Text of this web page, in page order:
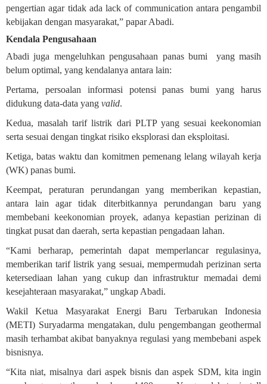
pengertian agar tidak ada lack of communication antara pengambil
kebijakan dengan masyarakat,” papar Abadi.
Kendala Pengusahaan
Abadi juga mengeluhkan pengusahaan panas bumi
yang masih
belum optimal, yang kendalanya antara lain:
Pertama, persoalan informasi potensi panas bumi yang harus
didukung data-data yang valid.
Kedua, masalah tarif listrik dari PLTP yang sesuai keekonomian
serta sesuai dengan tingkat risiko eksplorasi dan eksploitasi.
Ketiga, batas waktu dan komitmen pemenang lelang wilayah kerja
(WK) panas bumi.
Keempat, peraturan perundangan yang memberikan kepastian,
antara lain agar tidak diterbitkannya perundangan baru yang
membebani keekonomian proyek, adanya kepastian perizinan di
tingkat pusat dan daerah, serta kepastian pengadaan lahan.
“Kami berharap, pemerintah dapat memperlancar regulasinya,
memberikan tarif listrik yang sesuai, mempermudah perizinan serta
ketersediaan lahan yang cukup dan infrastruktur memadai demi
kesejahteraan masyarakat,” ungkap Abadi.
Wakil Ketua Masyarakat Energi Baru Terbarukan Indonesia
(METI) Suryadarma mengatakan, dulu pengembangan geothermal
masih terhambat akibat banyaknya regulasi yang membebani aspek
bisnisnya.
“Kita niat, misalnya dari aspek bisnis dan aspek SDM, kita ingin